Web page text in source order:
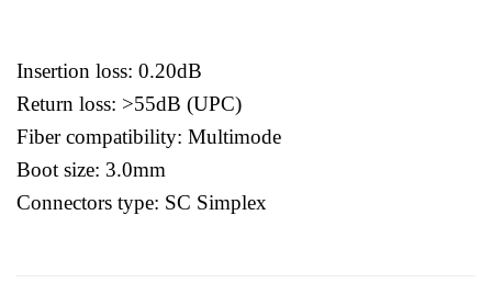
Insertion loss: 0.20dB
Return loss: >55dB (UPC)
Fiber compatibility: Multimode
Boot size: 3.0mm
Connectors type: SC Simplex